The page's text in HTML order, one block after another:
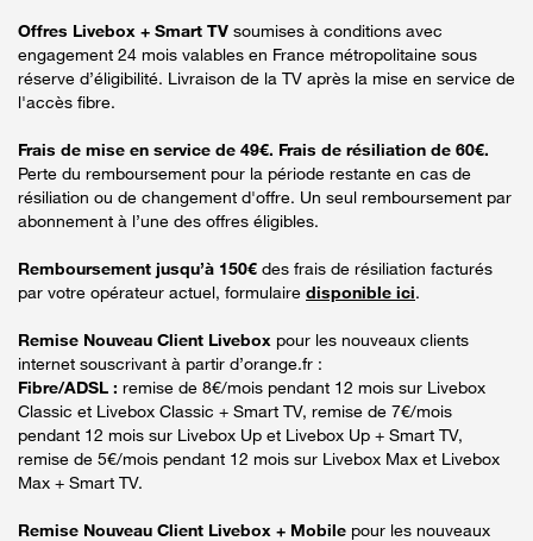
Offres Livebox + Smart TV soumises à conditions avec
engagement 24 mois valables en France métropolitaine sous
réserve d’éligibilité. Livraison de la TV après la mise en service de
l'accès fibre.
Frais de mise en service de 49€. Frais de résiliation de 60€.
Perte du remboursement pour la période restante en cas de
résiliation ou de changement d'offre. Un seul remboursement par
abonnement à l’une des offres éligibles.
Remboursement jusqu’à 150€ des frais de résiliation facturés
par votre opérateur actuel, formulaire disponible ici.
Remise Nouveau Client Livebox pour les nouveaux clients
internet souscrivant à partir d’orange.fr :
Fibre/ADSL : remise de 8€/mois pendant 12 mois sur Livebox
Classic et Livebox Classic + Smart TV, remise de 7€/mois
pendant 12 mois sur Livebox Up et Livebox Up + Smart TV,
remise de 5€/mois pendant 12 mois sur Livebox Max et Livebox
Max + Smart TV.
Remise Nouveau Client Livebox + Mobile pour les nouveaux